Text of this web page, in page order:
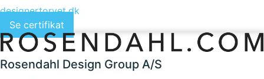
designertorvet.dk
Se certifikat
Rosendahl Design Group A/S